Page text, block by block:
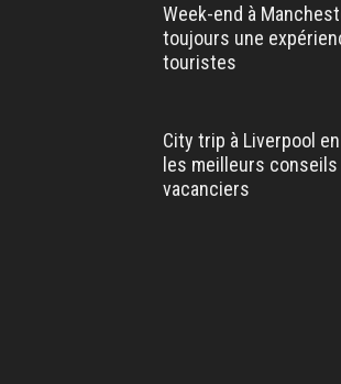
Week-end à
toujours une
touristes
City trip à Liverpool
les meilleurs
vacanciers